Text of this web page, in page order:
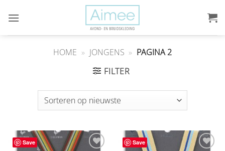
naar
HOME » JONGENS » PAGINA 2
FILTER
Save
Save